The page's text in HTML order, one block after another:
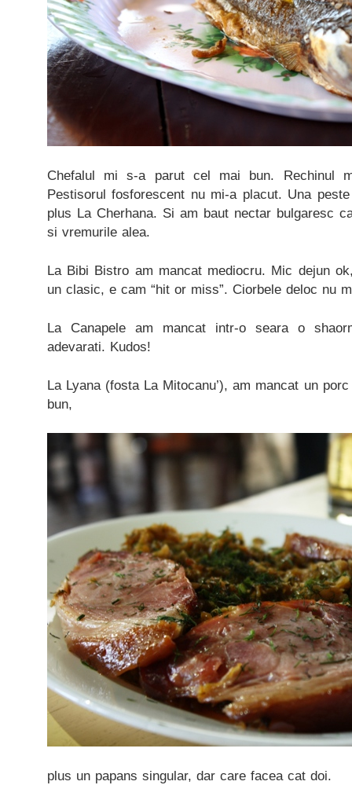
Chefalul mi s-a parut cel mai bun. Rechinul
Pestisorul fosforescent nu mi-a placut. Una
plus La Cherhana. Si am baut nectar bulgaresc
si vremurile alea.
La Bibi Bistro am mancat mediocru. Mic dejun
un clasic, e cam “hit or miss”. Ciorbele deloc nu
La Canapele am mancat intr-o seara o
adevarati. Kudos!
La Lyana (fosta La Mitocanu’), am mancat un
bun,
plus un papans singular, dar care facea cat doi.